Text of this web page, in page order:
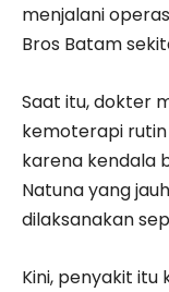
menjalani
Bros Batam
Saat itu, dokter
kemoterapi rutin
karena kendala
Natuna yang
dilaksanakan
Kini, penyakit itu